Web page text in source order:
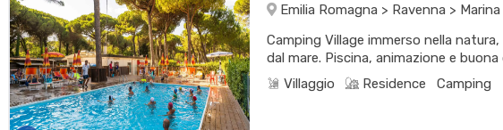
Emilia Romagna > Ravenna >
Camping Village immerso nella
dal mare. Piscina, animazione e buona
Villaggio
Residence Camping